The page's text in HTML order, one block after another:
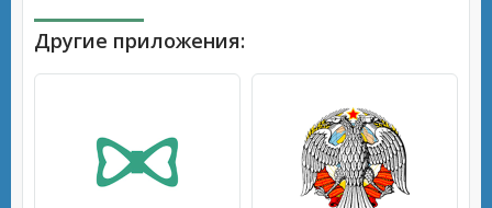
Другие приложения: